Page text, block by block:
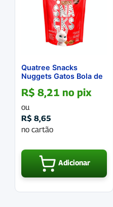
Quatree Snacks
Nuggets Gatos Bola de
R$ 8,21 no pix
ou
R$ 8,65
no cartão
Adicionar